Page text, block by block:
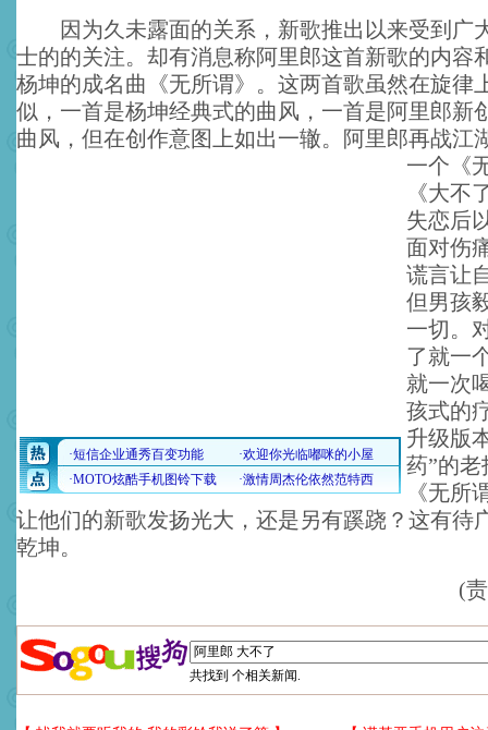
因为久未露面的关系，新歌推出以来受到广
士的的关注。却有消息称阿里郎这首新歌的内容
杨坤的成名曲《无所谓》。这两首歌虽然在旋律
似，一首是杨坤经典式的曲风，一首是阿里郎新
曲风，但在创作意图上如出一辙。
阿里郎再战江
一个《
《大不
失恋后
面对伤
谎言让
但男孩
一切。
了就一
就一次
孩式的
升级版
药”的
《无所
让他们的新歌发扬光大，还是另有蹊跷？这有待
乾坤。
(
共找到 个相关新闻.